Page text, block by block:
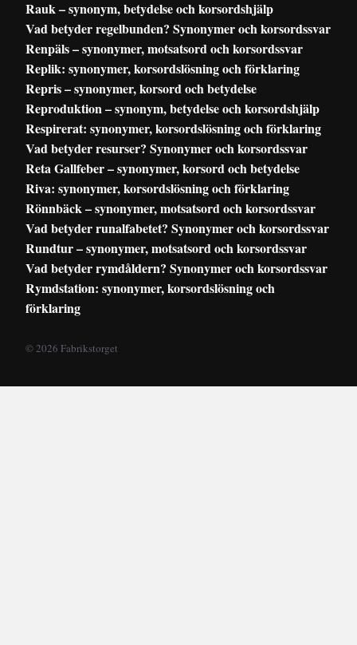
Rauk – synonym, betydelse och korsordshjälp
Vad betyder regelbunden? Synonymer och korsordssvar
Renpäls – synonymer, motsatsord och korsordssvar
Replik: synonymer, korsordslösning och förklaring
Repris – synonymer, korsord och betydelse
Reproduktion – synonym, betydelse och korsordshjälp
Respirerat: synonymer, korsordslösning och förklaring
Vad betyder resurser? Synonymer och korsordssvar
Reta Gallfeber – synonymer, korsord och betydelse
Riva: synonymer, korsordslösning och förklaring
Rönnbäck – synonymer, motsatsord och korsordssvar
Vad betyder runalfabetet? Synonymer och korsordssvar
Rundtur – synonymer, motsatsord och korsordssvar
Vad betyder rymdåldern? Synonymer och korsordssvar
Rymdstation: synonymer, korsordslösning och
förklaring
© 2026 Fabrikstorget